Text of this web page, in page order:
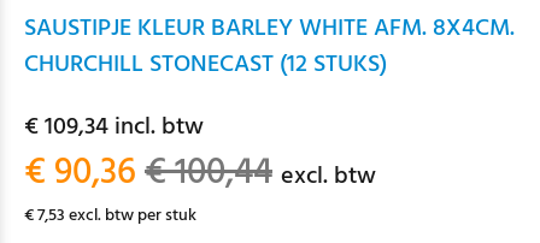
SAUSTIPJE KLEUR BARLEY WHITE AFM. 8X4CM.
CHURCHILL STONECAST (12 STUKS)
€ 109,34 incl. btw
€ 90,36€ 100,44 excl. btw
€ 7,53 excl. btw per stuk